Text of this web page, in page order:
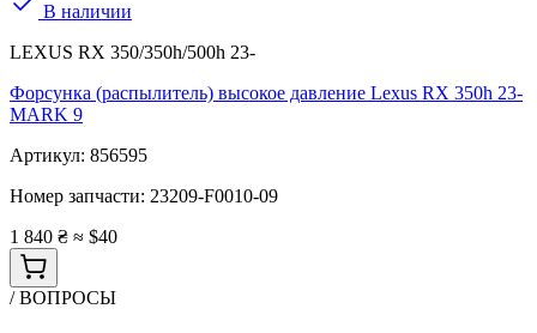
В наличии
LEXUS RX 350/350h/500h 23-
Форсунка (распылитель) высокое давление Lexus RX 350h 23-
MARK 9
Артикул: 856595
Номер запчасти: 23209-F0010-09
1 840 ₴ ≈ $40
/ ВОПРОСЫ